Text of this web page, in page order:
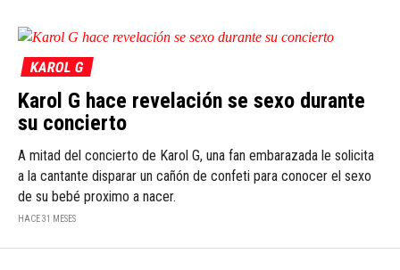
KAROL G
Karol G hace revelación se sexo durante
su concierto
A mitad del concierto de Karol G, una fan embarazada le solicita
a la cantante disparar un cañón de confeti para conocer el sexo
de su bebé proximo a nacer.
HACE 31 MESES